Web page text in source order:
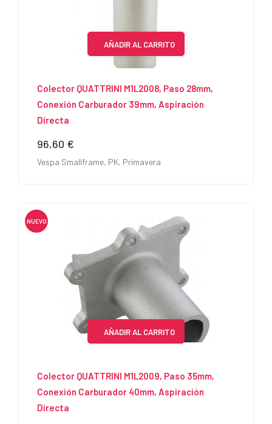
AÑADIR AL CARRITO
Colector QUATTRINI M1L2008, Paso 28mm,
Conexión Carburador 39mm, Aspiración
Directa
Precio
96,60 €
Vespa Smallframe, PK, Primavera
NUEVO
AÑADIR AL CARRITO
Colector QUATTRINI M1L2009, Paso 35mm,
Conexión Carburador 40mm, Aspiración
Directa